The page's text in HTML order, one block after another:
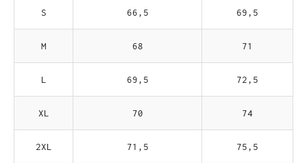
S 66,5 69,5
M 68 71
L 69,5 72,5
XL 70 74
2XL 71,5 75,5